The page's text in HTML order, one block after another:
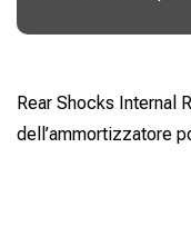
Rear Shocks Internal
dell’ammortizzatore